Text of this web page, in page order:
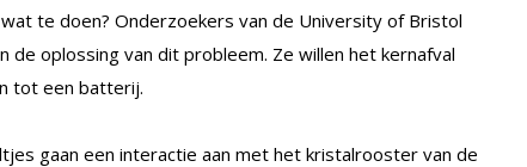
te doen? Onderzoekers van de University of Bristol
oplossing van dit probleem. Ze willen het kernafval
tot een batterij.
gaan een interactie aan met het kristalrooster van de